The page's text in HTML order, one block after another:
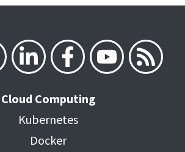
Cloud Computing
Kubernetes
Docker